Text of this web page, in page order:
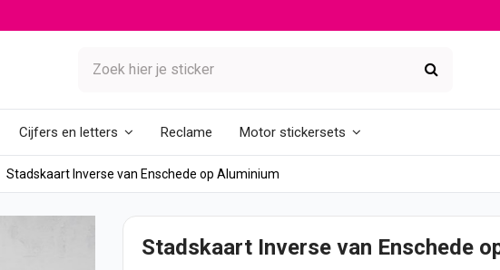
Cijfers en letters Reclame Motor stickersets
Stadskaart Inverse van Enschede op Aluminium
Stadskaart Inverse van Enschede